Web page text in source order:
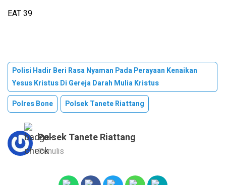
EAT 39
Polisi Hadir Beri Rasa Nyaman Pada Perayaan Kenaikan
Yesus Kristus Di Gereja Darah Mulia Kristus
Polres Bone
Polsek Tanete Riattang
Polsek Tanete Riattang
Penulis